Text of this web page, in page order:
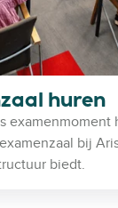
huren
examenmoment
bij
biedt.